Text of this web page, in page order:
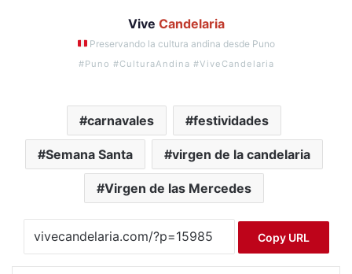
Vive Candelaria
Preservando la cultura andina desde Puno
#Puno #CulturaAndina #ViveCandelaria
carnavales festividades
Semana Santa virgen de la candelaria
Virgen de las Mercedes
Copy URL